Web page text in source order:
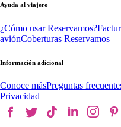
Ayuda al viajero
¿Cómo usar Reservamos?
aviónCoberturas Reservamos
Información adicional
Conoce másPreguntas
Privacidad